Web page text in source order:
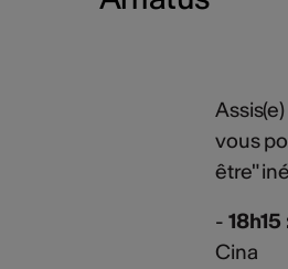
vous
être"
-
Cina